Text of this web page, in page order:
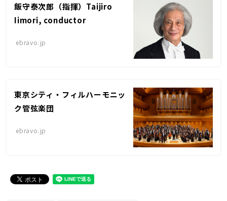
飯守泰次郎（指揮）Taijiro
Iimori, conductor
ebravo.jp
東京シティ・フィルハーモニッ
ク管弦楽団
ebravo.jp